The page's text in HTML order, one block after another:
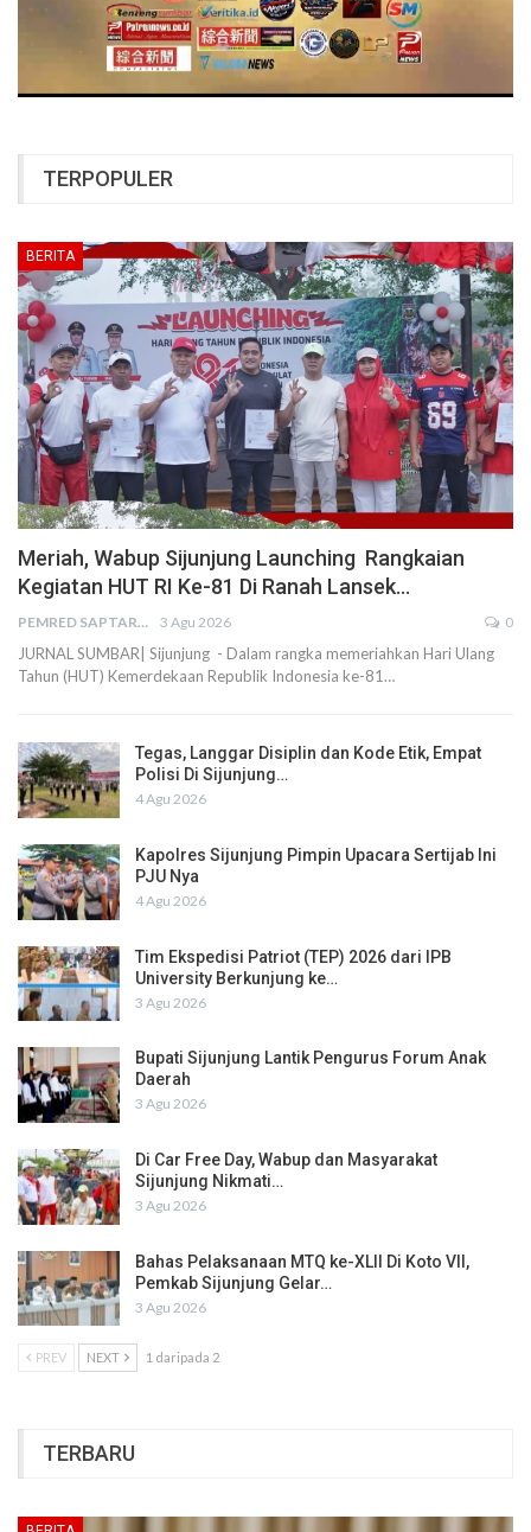
TERPOPULER
BERITA
Meriah, Wabup Sijunjung Launching Rangkaian
Kegiatan HUT RI Ke-81 Di Ranah Lansek…
PEMRED SAPTARIUS 3 Agu 2026 0
JURNAL SUMBAR| Sijunjung - Dalam rangka memeriahkan Hari Ulang
Tahun (HUT) Kemerdekaan Republik Indonesia ke-81…
Tegas, Langgar Disiplin dan Kode Etik, Empat
Polisi Di Sijunjung…
4 Agu 2026
Kapolres Sijunjung Pimpin Upacara Sertijab Ini
PJU Nya
4 Agu 2026
Tim Ekspedisi Patriot (TEP) 2026 dari IPB
University Berkunjung ke…
3 Agu 2026
Bupati Sijunjung Lantik Pengurus Forum Anak
Daerah
3 Agu 2026
Di Car Free Day, Wabup dan Masyarakat
Sijunjung Nikmati…
3 Agu 2026
Bahas Pelaksanaan MTQ ke-XLII Di Koto VII,
Pemkab Sijunjung Gelar…
3 Agu 2026
PREV NEXT 1 daripada 2
TERBARU